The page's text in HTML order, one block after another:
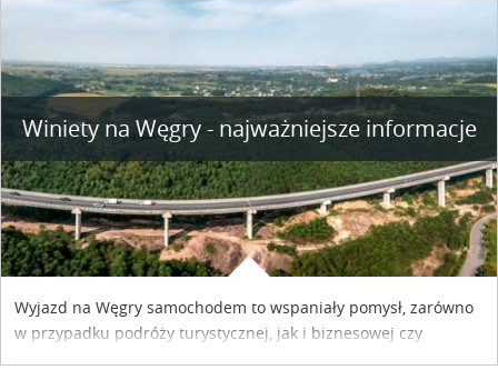
Winiety na Węgry - najważniejsze informacje
Wyjazd na Węgry samochodem to wspaniały pomysł, zarówno
w przypadku podróży turystycznej, jak i biznesowej czy